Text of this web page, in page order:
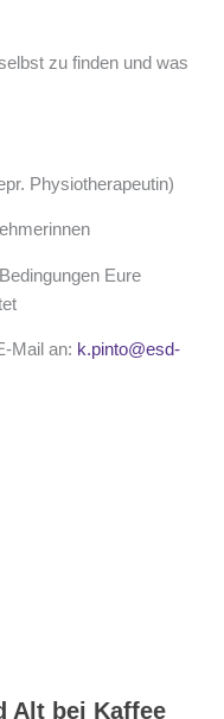
zu finden und was
Physiotherapeutin)
Eure
Mail an: k.pinto@esd-
Alt bei Kaffee